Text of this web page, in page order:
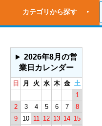
カテゴリから探す ▼
2026年8月の営
業日カレンダー
日 月 火 水 木 金 土
1
2
3 4 5 6 7
8
9
10 11 12 13 14 15